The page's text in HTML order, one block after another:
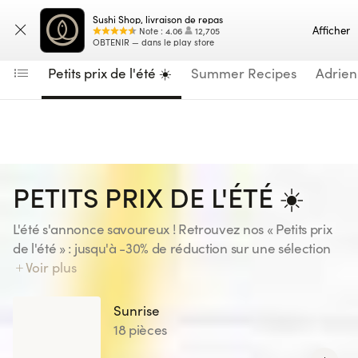
Sushi Shop, livraison de repas
Note : 4.06
12,705
OBTENIR — dans le play store
Afficher
Carte
Saisissez votre adresse
Petits prix de l'été ☀️ Summer Recipes
PETITS PRIX DE L'ÉTÉ ☀️
L'été s'annonce savoureux ! Retrouvez nos « Petits prix
de l'été » : jusqu'à -30% de réduction sur une sélection
de recettes, pour votre plus grand plaisir ! Gardez l'oeil
jours. Disponible uniquement sur le site et l'application
Sushi Shop, jusqu'au 23/08/26 inclus. Offre valable
dans tous les Sushi Shop France à l'exception de : St
Voir plus
Sunrise
18 pièces
Navigated to Petits prix de l'été ☀️